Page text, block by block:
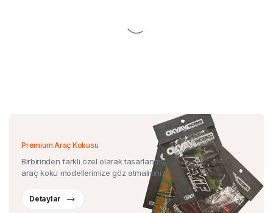
Premium Araç Kokusu
Birbirinden farklı özel olarak tasarlanmış
araç koku modellerimize göz atmalısınız.
Detaylar